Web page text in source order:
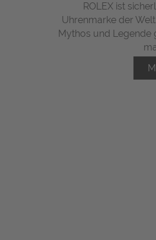
ROLEX ist
Uhrenmarke der
Mythos und Legende